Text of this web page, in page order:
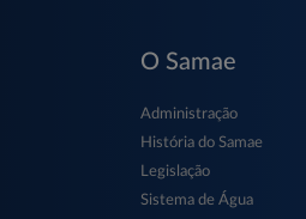
O Samae
Administração
História do Samae
Legislação
Sistema de Água